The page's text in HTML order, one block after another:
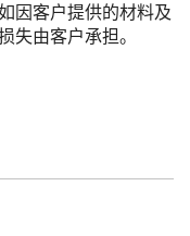
因客户提供的材料及
失由客户承担。